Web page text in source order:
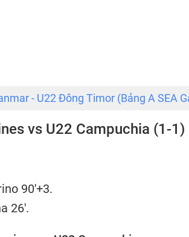
- U22 Đông Timor (Bảng A SEA
vs U22 Campuchia (1-1)
90'+3.
26'.